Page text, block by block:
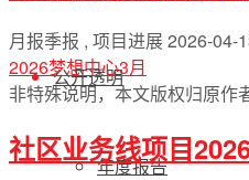
公开透明
年度报告
月报季报 , 项目进展2026-04-
2026梦想中心3月
非特殊说明，本文版权归原作
社区业务线项目